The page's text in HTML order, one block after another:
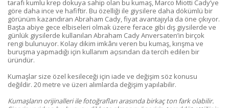
tarafı kumlu krep dokuya sahip olan bu kumaş, Marco Miotti Cady’ye
göre daha ince ve hafiftir. Bu özelliği ile giysilere daha dökümlü bir
görünüm kazandıran Abraham Cady, fiyat avantajıyla da öne çıkıyor.
Başta abiye gece elbiseleri olmak üzere ferace gibi dış giysilerde ve
günlük giysilerde kullanılan Abraham Cady Anversaten’in birçok
rengi bulunuyor. Kolay dikim imkânı veren bu kumaş, kırışma ve
buruşma yapmadığı için kullanım açısından da tercih edilen bir
üründür.
Kumaşlar size özel kesileceği için iade ve değişim söz konusu
değildir. 20 metre ve üzeri alımlarda değişim yapılabilir.
Kumaşların orijinalleri ile fotoğrafları arasında birkaç ton fark olabilir.